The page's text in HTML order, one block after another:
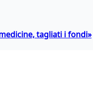
tagliati i fondi»